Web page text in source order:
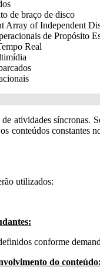
de braço de disco
of Independent
de Propósito
Real
atividades síncronas.
conteúdos
utilizados:
conforme
do conteúdo: